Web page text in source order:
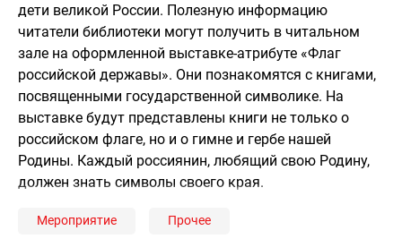
дети великой России. Полезную информацию
читатели библиотеки могут получить в читальном
зале на оформленной выставке-атрибуте «Флаг
российской державы». Они познакомятся с книгами,
посвященными государственной символике. На
выставке будут представлены книги не только о
российском флаге, но и о гимне и гербе нашей
Родины. Каждый россиянин, любящий свою Родину,
должен знать символы своего края.
Мероприятие Прочее